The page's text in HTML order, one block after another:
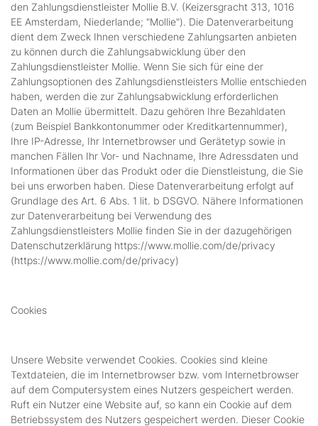
den Zahlungsdienstleister Mollie B.V. (Keizersgracht 313, 1016
EE Amsterdam, Niederlande; "Mollie"). Die Datenverarbeitung
dient dem Zweck Ihnen verschiedene Zahlungsarten anbieten
zu können durch die Zahlungsabwicklung über den
Zahlungsdienstleister Mollie. Wenn Sie sich für eine der
Zahlungsoptionen des Zahlungsdienstleisters Mollie entschieden
haben, werden die zur Zahlungsabwicklung erforderlichen
Daten an Mollie übermittelt. Dazu gehören Ihre Bezahldaten
(zum Beispiel Bankkontonummer oder Kreditkartennummer),
Ihre IP-Adresse, Ihr Internetbrowser und Gerätetyp sowie in
manchen Fällen Ihr Vor- und Nachname, Ihre Adressdaten und
Informationen über das Produkt oder die Dienstleistung, die Sie
bei uns erworben haben. Diese Datenverarbeitung erfolgt auf
Grundlage des Art. 6 Abs. 1 lit. b DSGVO. Nähere Informationen
zur Datenverarbeitung bei Verwendung des
Zahlungsdienstleisters Mollie finden Sie in der dazugehörigen
Datenschutzerklärung https://www.mollie.com/de/privacy
(https://www.mollie.com/de/privacy)
Cookies
Unsere Website verwendet Cookies. Cookies sind kleine
Textdateien, die im Internetbrowser bzw. vom Internetbrowser
auf dem Computersystem eines Nutzers gespeichert werden.
Ruft ein Nutzer eine Website auf, so kann ein Cookie auf dem
Betriebssystem des Nutzers gespeichert werden. Dieser Cookie